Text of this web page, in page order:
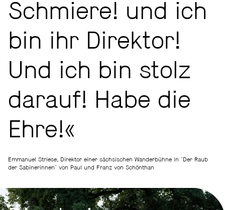
Schmiere! und ich
bin ihr Direktor!
Und ich bin stolz
darauf! Habe die
Ehre!«
Emmanuel Striese, Direktor einer sächsischen Wanderbühne in "Der Raub
der Sabinerinnen" von Paul und Franz von Schönthan